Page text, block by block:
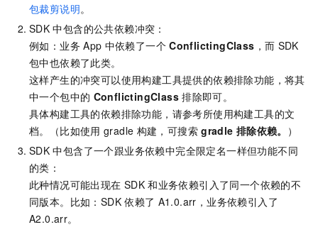
包裁剪说明。
SDK 中包含的公共依赖冲突：
例如：业务 App 中依赖了一个 ConflictingClass ，而 SDK
包中也依赖了此类。
这样产生的冲突可以使用构建工具提供的依赖排除功能，将其
中一个包中的 ConflictingClass 排除即可。
具体构建工具的依赖排除功能，请参考所使用构建工具的文
档。（比如使用 gradle 构建，可搜索 gradle 排除依赖。 ）
SDK 中包含了一个跟业务依赖中完全限定名一样但功能不同
的类：
此种情况可能出现在 SDK 和业务依赖引入了同一个依赖的不
同版本。比如：SDK 依赖了 A1.0.arr，业务依赖引入了
A2.0.arr。